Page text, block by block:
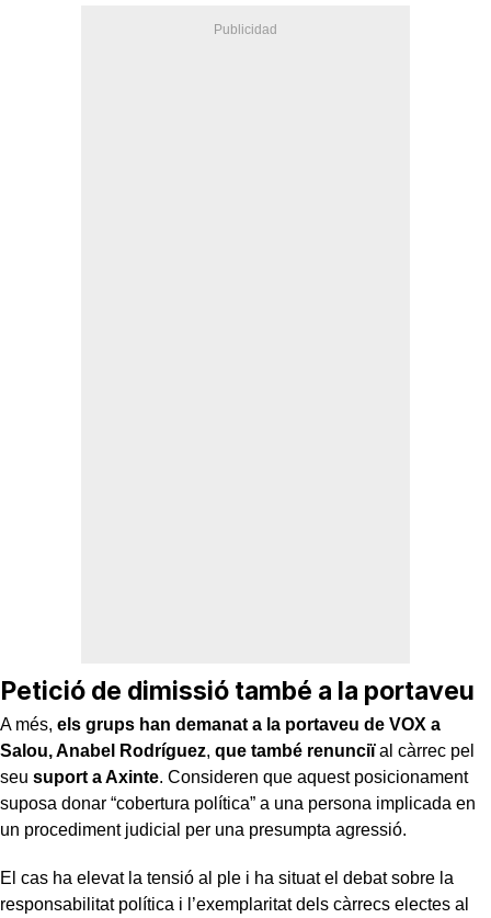
Petició de dimissió també a la portaveu
A més, els grups han demanat a la portaveu de VOX a
Salou, Anabel Rodríguez, que també renunciïal càrrec pel
seu suport a Axinte. Consideren que aquest posicionament
suposa donar “cobertura política” a una persona implicada en
un procediment judicial per una presumpta agressió.
El cas ha elevat la tensió al ple i ha situat el debat sobre la
responsabilitat política i l’exemplaritat dels càrrecs electes al